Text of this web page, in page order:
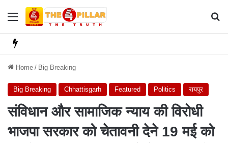
Menu
Home / Big Breaking
Big Breaking Chhattisgarh Featured Politics रायपुर
संविधान और सामाजिक न्याय की विरोधी
भाजपा सरकार को चेतावनी देने 19 मई को